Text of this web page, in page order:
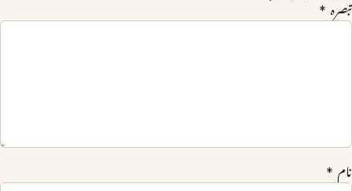
تبصرہ *
نام *